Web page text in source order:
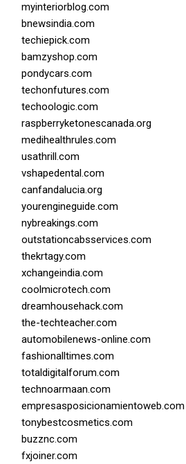
myinteriorblog.com
bnewsindia.com
techiepick.com
bamzyshop.com
pondycars.com
techonfutures.com
techoologic.com
raspberryketonescanada.org
medihealthrules.com
usathrill.com
vshapedental.com
canfandalucia.org
yourengineguide.com
nybreakings.com
outstationcabsservices.com
thekrtagy.com
xchangeindia.com
coolmicrotech.com
dreamhousehack.com
the-techteacher.com
automobilenews-online.com
fashionalltimes.com
totaldigitalforum.com
technoarmaan.com
empresasposicionamientoweb.com
tonybestcosmetics.com
buzznc.com
fxjoiner.com